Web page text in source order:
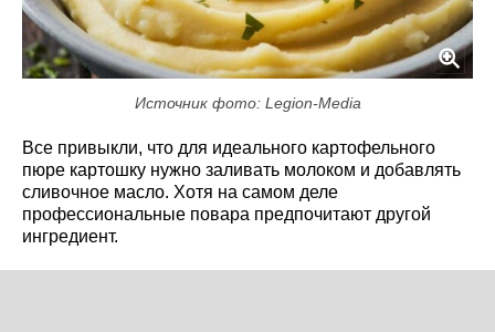
Источник фото: Legion-Media
Все привыкли, что для идеального картофельного
пюре картошку нужно заливать молоком и добавлять
сливочное масло. Хотя на самом деле
профессиональные повара предпочитают другой
ингредиент.